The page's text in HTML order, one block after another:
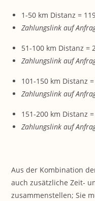
1-50 km Distanz =
Zahlungslink auf
51-100 km Distanz =
Zahlungslink auf
101-150 km Distanz
Zahlungslink auf
151-200 km Distanz
Zahlungslink auf
Aus der Kombination
auch zusätzliche Zeit-
zusammenstellen; Sie